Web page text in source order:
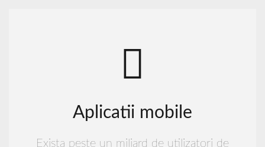
Aplicatii mobile
Exista peste un miliard de utilizatori de